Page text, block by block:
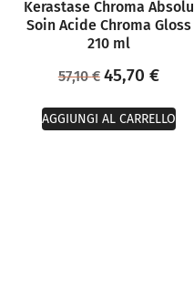
Kerastase Chroma Absolu
Soin Acide Chroma Gloss
210 ml
57,10€ 45,70 €
AGGIUNGI AL CARRELLO